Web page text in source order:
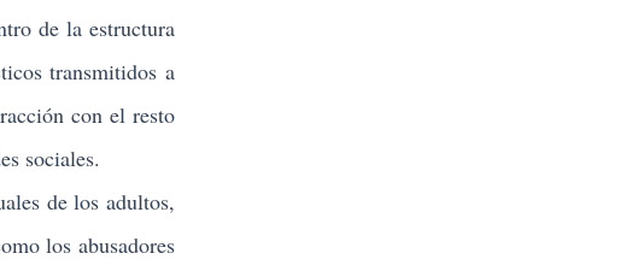
de la estructura
transmitidos a
con el resto
sociales.
de los adultos,
los abusadores